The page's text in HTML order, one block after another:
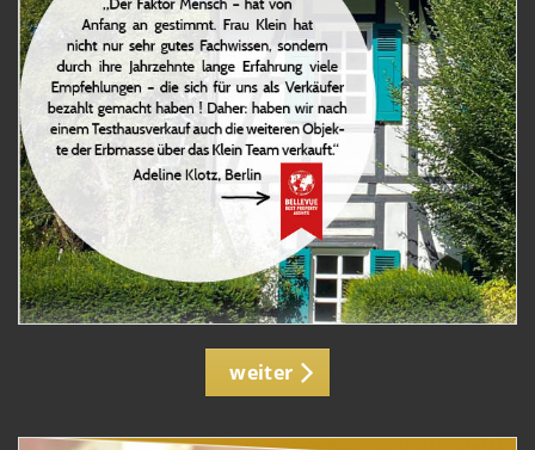
weiter